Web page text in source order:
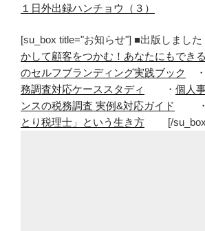
１日外出録ハンチョウ（３）
[su_box title="お知らせ"] ■出版しまし
かして顧客をつかむ！あなたにもでき
のセルフブランディング実践ブック
・
務調査対応ケーススタディ
・ 個人
ンスの税務調査 実例&対応ガイド
・
とり税理士」という生き方 [/